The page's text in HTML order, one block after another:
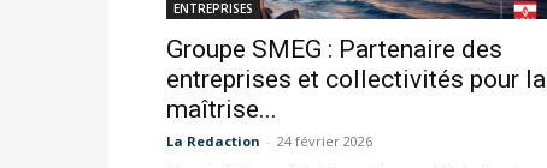
ENTREPRISES
Groupe SMEG : Partenaire des
entreprises et collectivités pour la
maîtrise...
La Redaction - 24 février 2026